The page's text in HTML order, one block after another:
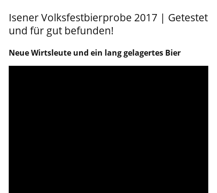
Isener Volksfestbierprobe 2017 | Getestet
und für gut befunden!
Neue Wirtsleute und ein lang gelagertes Bier